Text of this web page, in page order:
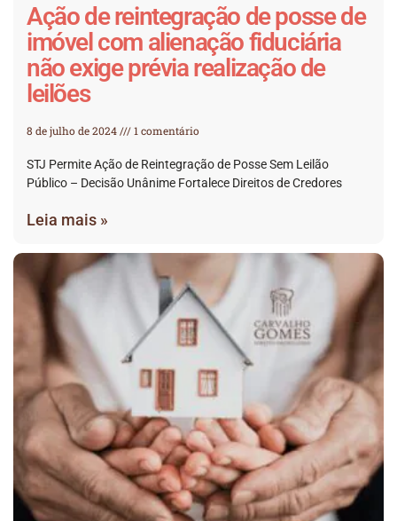
Ação de reintegração de posse de
imóvel com alienação fiduciária
não exige prévia realização de
leilões
8 de julho de 2024 1 comentário
STJ Permite Ação de Reintegração de Posse Sem Leilão
Público – Decisão Unânime Fortalece Direitos de Credores
Leia mais »